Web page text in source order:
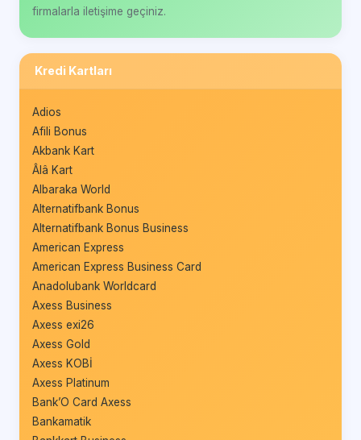
firmalarla iletişime geçiniz.
Kredi Kartları
Adios
Afili Bonus
Akbank Kart
Âlâ Kart
Albaraka World
Alternatifbank Bonus
Alternatifbank Bonus Business
American Express
American Express Business Card
Anadolubank Worldcard
Axess Business
Axess exi26
Axess Gold
Axess KOBİ
Axess Platinum
Bank’O Card Axess
Bankamatik